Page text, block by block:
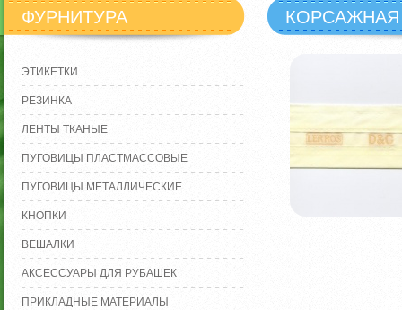
ФУРНИТУРА
ЭТИКЕТКИ
РЕЗИНКА
ЛЕНТЫ ТКАНЫЕ
ПУГОВИЦЫ ПЛАСТМАССОВЫЕ
ПУГОВИЦЫ МЕТАЛЛИЧЕСКИЕ
КНОПКИ
ВЕШАЛКИ
АКСЕССУАРЫ ДЛЯ РУБАШЕК
ПРИКЛАДНЫЕ МАТЕРИАЛЫ
КОРСАЖНАЯ